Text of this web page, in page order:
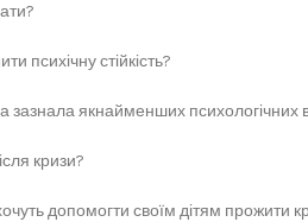
психічну стійкість?
зазнала якнайменших психологічних
кризи?
допомогти своїм дітям прожити